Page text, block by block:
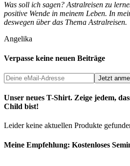
Was soll ich sagen? Astralreisen zu
positive Wende in meinem Leben. In
deswegen über das Thema Astralreisen.
Angelika
Verpasse keine neuen Beiträge
Unser neues T-Shirt. Zeige jedem,
Child bist!
Leider keine aktuellen Produkte
Meine Empfehlung: Kostenloses